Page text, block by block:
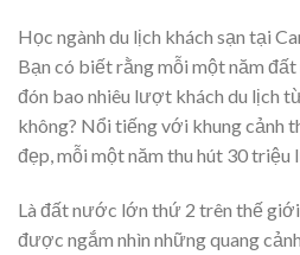
Học ngành du lịch khách sạn tại
Bạn có biết rằng mỗi một năm
đón bao nhiêu lượt khách du lịch
không? Nổi tiếng với khung cảnh
đẹp, mỗi một năm thu hút 30
Là đất nước lớn thứ 2 trên thế giới
được ngắm nhìn những quang